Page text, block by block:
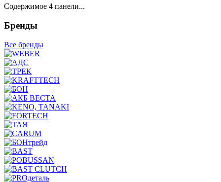
Содержимое 4 панели...
Бренды
Все бренды